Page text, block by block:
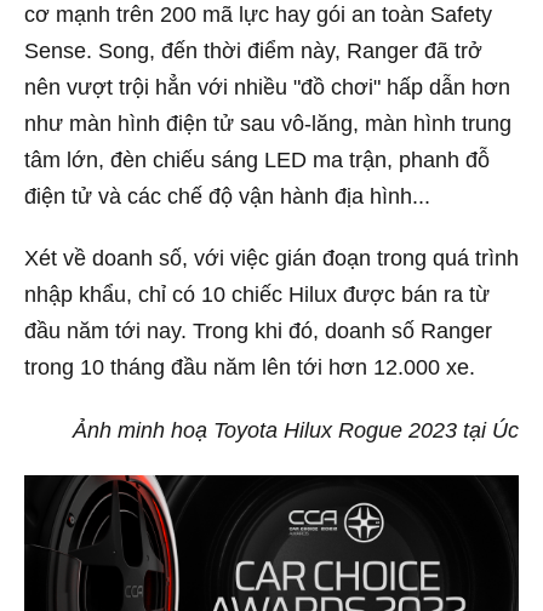
cơ mạnh trên 200 mã lực hay gói an toàn Safety
Sense. Song, đến thời điểm này, Ranger đã trở
nên vượt trội hẳn với nhiều "đồ chơi" hấp dẫn hơn
như màn hình điện tử sau vô-lăng, màn hình trung
tâm lớn, đèn chiếu sáng LED ma trận, phanh đỗ
điện tử và các chế độ vận hành địa hình...
Xét về doanh số, với việc gián đoạn trong quá trình
nhập khẩu, chỉ có 10 chiếc Hilux được bán ra từ
đầu năm tới nay. Trong khi đó, doanh số Ranger
trong 10 tháng đầu năm lên tới hơn 12.000 xe.
Ảnh minh hoạ Toyota Hilux Rogue 2023 tại Úc